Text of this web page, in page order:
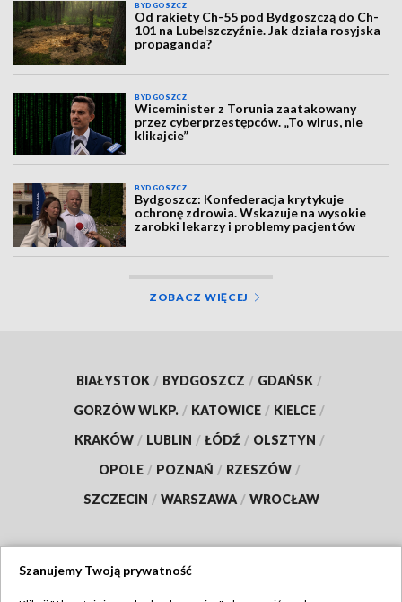
BYDGOSZCZ
Od rakiety Ch-55 pod Bydgoszczą do Ch-
101 na Lubelszczyźnie. Jak działa rosyjska
propaganda?
BYDGOSZCZ
Wiceminister z Torunia zaatakowany
przez cyberprzestępców. „To wirus, nie
klikajcie”
BYDGOSZCZ
Bydgoszcz: Konfederacja krytykuje
ochronę zdrowia. Wskazuje na wysokie
zarobki lekarzy i problemy pacjentów
ZOBACZ WIĘCEJ
BIAŁYSTOK / BYDGOSZCZ / GDAŃSK /
GORZÓW WLKP. / KATOWICE / KIELCE /
KRAKÓW / LUBLIN / ŁÓDŹ / OLSZTYN /
OPOLE / POZNAŃ / RZESZÓW /
SZCZECIN / WARSZAWA / WROCŁAW
Szanujemy Twoją prywatność